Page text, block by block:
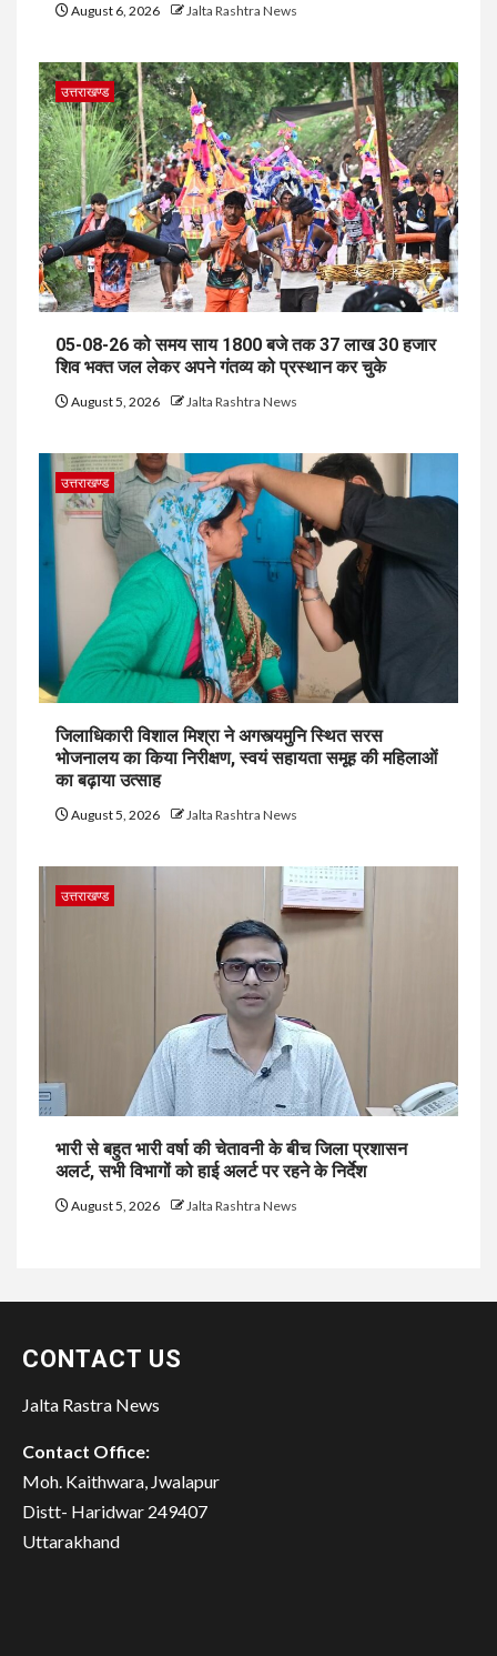
August 6, 2026 Jalta Rashtra News
उत्तराखण्ड
05-08-26 को समय साय 1800 बजे तक 37 लाख 30 हजार
शिव भक्त जल लेकर अपने गंतव्य को प्रस्थान कर चुके
August 5, 2026 Jalta Rashtra News
उत्तराखण्ड
जिलाधिकारी विशाल मिश्रा ने अगस्त्यमुनि स्थित सरस
भोजनालय का किया निरीक्षण, स्वयं सहायता समूह की महिलाओं
का बढ़ाया उत्साह
August 5, 2026 Jalta Rashtra News
उत्तराखण्ड
भारी से बहुत भारी वर्षा की चेतावनी के बीच जिला प्रशासन
अलर्ट, सभी विभागों को हाई अलर्ट पर रहने के निर्देश
August 5, 2026 Jalta Rashtra News
CONTACT US
Jalta Rastra News
Contact Office:
Moh. Kaithwara, Jwalapur
Distt- Haridwar 249407
Uttarakhand